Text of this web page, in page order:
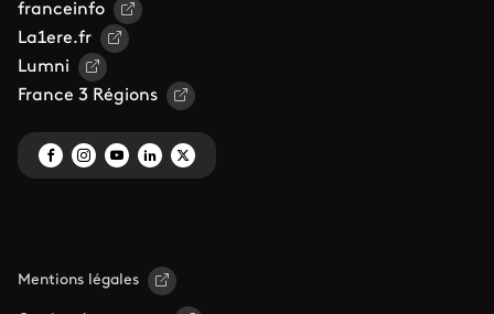
franceinfo
La1ere.fr
Lumni
France 3 Régions
Mentions légales